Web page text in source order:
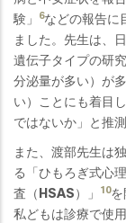
験」
6などの報告に
ました。先生は、
遺伝子タイプの研究
分泌量が多い）が
い）ことにも着目
ではないか」と推
また、渡部先生は
る「ひもろぎ式心
査（HSAS）」
10
私どもは診療で使